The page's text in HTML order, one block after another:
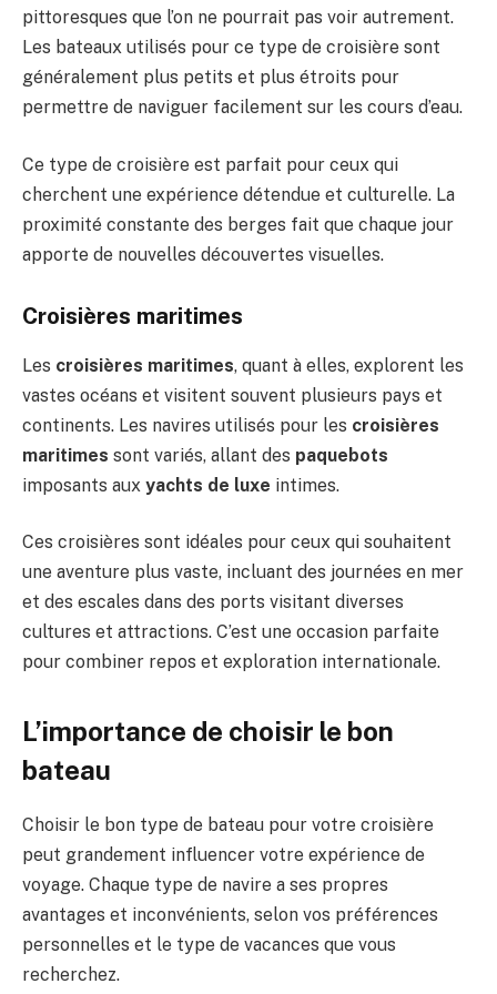
pittoresques que l’on ne pourrait pas voir autrement.
Les bateaux utilisés pour ce type de croisière sont
généralement plus petits et plus étroits pour
permettre de naviguer facilement sur les cours d’eau.
Ce type de croisière est parfait pour ceux qui
cherchent une expérience détendue et culturelle. La
proximité constante des berges fait que chaque jour
apporte de nouvelles découvertes visuelles.
Croisières maritimes
Les croisières maritimes, quant à elles, explorent les
vastes océans et visitent souvent plusieurs pays et
continents. Les navires utilisés pour les croisières
maritimes sont variés, allant des paquebots
imposants aux yachts de luxe intimes.
Ces croisières sont idéales pour ceux qui souhaitent
une aventure plus vaste, incluant des journées en mer
et des escales dans des ports visitant diverses
cultures et attractions. C’est une occasion parfaite
pour combiner repos et exploration internationale.
L’importance de choisir le bon
bateau
Choisir le bon type de bateau pour votre croisière
peut grandement influencer votre expérience de
voyage. Chaque type de navire a ses propres
avantages et inconvénients, selon vos préférences
personnelles et le type de vacances que vous
recherchez.